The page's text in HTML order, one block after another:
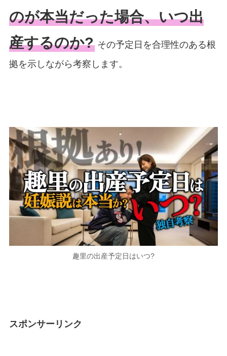
のが本当だった場合、いつ出
産するのか?その予定日を合理性のある根
拠を示しながら考察します。
趣里の出産予定日はいつ?
スポンサーリンク